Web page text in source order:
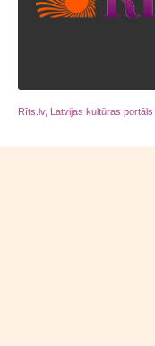
Rīts.lv, Latvijas kultūras portāls